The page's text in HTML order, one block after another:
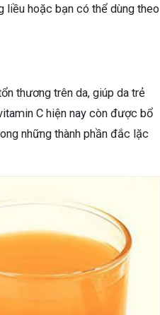
liều hoặc bạn có thể dùng theo
thương trên da, giúp da trẻ
C hiện nay còn được bổ
những thành phần đắc lặc